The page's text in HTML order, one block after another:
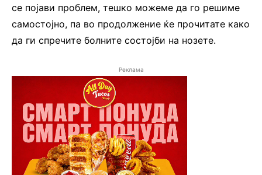
се појави проблем, тешко можеме да го решиме
самостојно, па во продолжение ќе прочитате како
да ги спречите болните состојби на нозете.
Реклама